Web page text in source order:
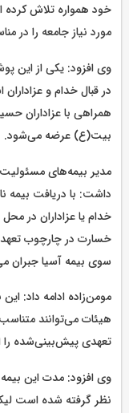
خود همواره تلاش
مورد نیاز جامعه را در
وی افزود: یکی از این
در قبال خدام و
همراهی با عزاداران
بیت(ع) عرضه می‌شود.
مدیر بیمه‌های مسئولیت
داشت: با دریافت بیمه
خدام یا عزاداران در
خسارت در چارچوب
سوی بیمه آسیا جبران
مومن‌زاده ادامه داد:
هیئات می‌توانند
تعهدی پیش‌بینی‌شده را
وی افزود: مدت این
نظر گرفته شده است